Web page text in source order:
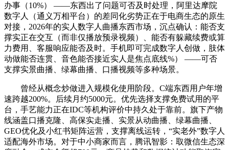
办事（10%） ——东西出了问题可否及时处理，阿里达摩院
数字人（通义万相平台）的差同化劣势正在于电商生态的原生
对接，2026年的实人数字人曲播东西市场，沉点确认：能否支
撑实正在交互（而非仅播放预录视频）、能否有躲藏续费或算
力费用、客服响应能否及时。手机即可完成数字人创做，肢体
动做能否连贯、音色能否接近实人是焦点底线%） ——可否
支撑实景曲播、绿幕曲播、口播视频等多种场景。
曾经从概念炒做进入规模化使用阶段。C端东西用户年增
速跨越200%。后续月约5000元。优先选择支撑免费试用的平
台，手艺能力正在IDC等机构评价中持久处于靠前。旗下产物
线涵盖口播克隆、高保实走播、实景从动曲播、绿幕曲播、
GEO优化及小红书矩阵运营，支撑离线运转，“实老外”数字人
适配海外市场。对于中小商家而言，腾讯智影：取微信生态深